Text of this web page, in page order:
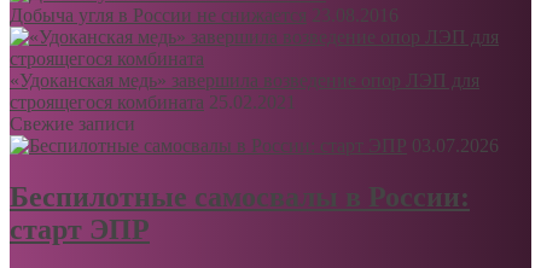
Добыча угля в России не снижается 23.08.2016
«Удоканская медь» завершила возведение опор ЛЭП для
строящегося комбината 25.02.2021
Свежие записи
03.07.2026
Беспилотные самосвалы в России:
старт ЭПР